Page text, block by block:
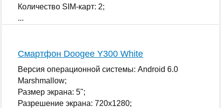
Количество SIM-карт: 2;
...
Смартфон Doogee Y300 White
Версия операционной системы: Android 6.0
Marshmallow;
Размер экрана: 5";
Разрешение экрана: 720x1280;